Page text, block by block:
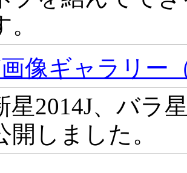
像ギャラリー
星2014J、バラ
開しました。